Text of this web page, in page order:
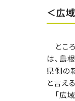
＜広
とこ
は、島
県側の
と言え
「広